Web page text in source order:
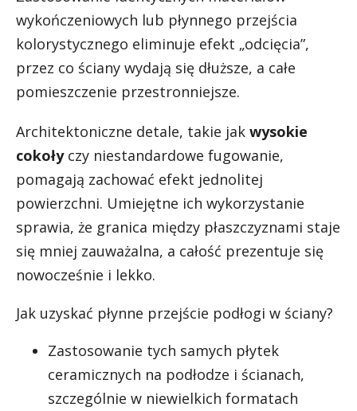
wykończeniowych lub płynnego przejścia
kolorystycznego eliminuje efekt „odcięcia”,
przez co ściany wydają się dłuższe, a całe
pomieszczenie przestronniejsze.
Architektoniczne detale, takie jak wysokie
cokołyczy niestandardowe fugowanie,
pomagają zachować efekt jednolitej
powierzchni. Umiejętne ich wykorzystanie
sprawia, że granica między płaszczyznami staje
się mniej zauważalna, a całość prezentuje się
nowocześnie i lekko.
Jak uzyskać płynne przejście podłogi w ściany?
Zastosowanie tych samych płytek
ceramicznych na podłodze i ścianach,
szczególnie w niewielkich formatach